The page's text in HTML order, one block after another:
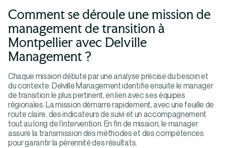
Comment se déroule une mission de
management de transition à
Montpellier avec Delville
Management ?
Chaque mission débute par une analyse précise du besoin et
du contexte. Delville Management identifie ensuite le manager
de transition le plus pertinent, en lien avec ses équipes
régionales. La mission démarre rapidement, avec une feuille de
route claire, des indicateurs de suivi et un accompagnement
tout au long de l’intervention. En fin de mission, le manager
assure la transmission des méthodes et des compétences
pour garantir la pérennité des résultats.